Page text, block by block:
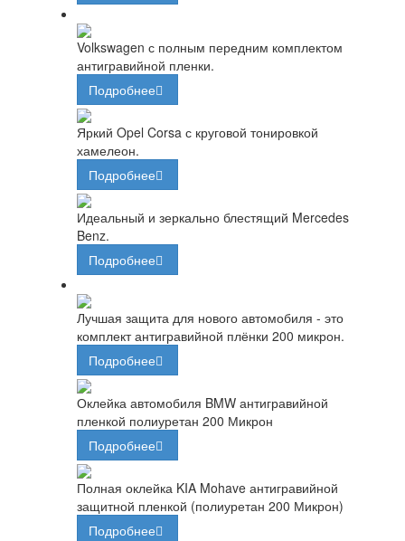
Volkswagen с полным передним комплектом
антигравийной пленки.
Подробнее
Яркий Opel Corsa с круговой тонировкой
хамелеон.
Подробнее
Идеальный и зеркально блестящий Mercedes
Benz.
Подробнее
Лучшая защита для нового автомобиля - это
комплект антигравийной плёнки 200 микрон.
Подробнее
Оклейка автомобиля BMW антигравийной
пленкой полиуретан 200 Микрон
Подробнее
Полная оклейка KIA Mohave антигравийной
защитной пленкой (полиуретан 200 Микрон)
Подробнее